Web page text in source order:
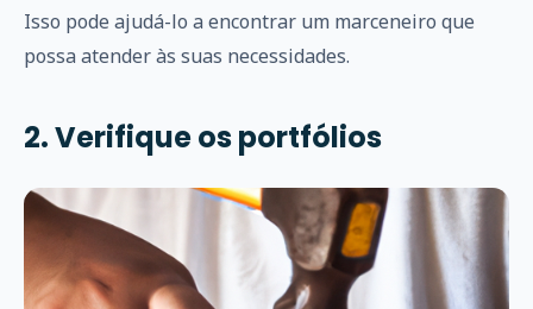
Isso pode ajudá-lo a encontrar um marceneiro que
possa atender às suas necessidades.
2. Verifique os portfólios